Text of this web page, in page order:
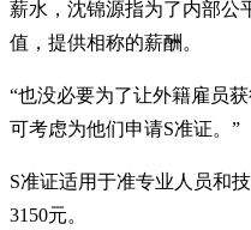
薪水，沈锦源指为了内部公
值，提供相称的薪酬。
“也没必要为了让外籍雇员
可考虑为他们申请S准证。”
S准证适用于准专业人员和
3150元。